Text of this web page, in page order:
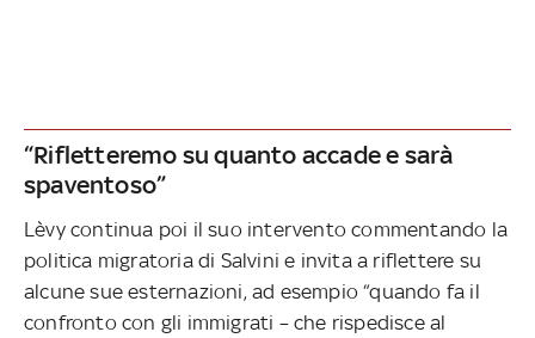
“Rifletteremo su quanto accade e sarà
spaventoso”
Lèvy continua poi il suo intervento commentando la
politica migratoria di Salvini e invita a riflettere su
alcune sue esternazioni, ad esempio “quando fa il
confronto con gli immigrati – che rispedisce al